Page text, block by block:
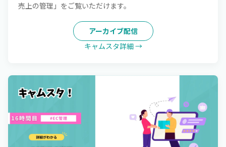
売上の管理」をご覧いただけます。
アーカイブ配信
キャムスタ詳細 →